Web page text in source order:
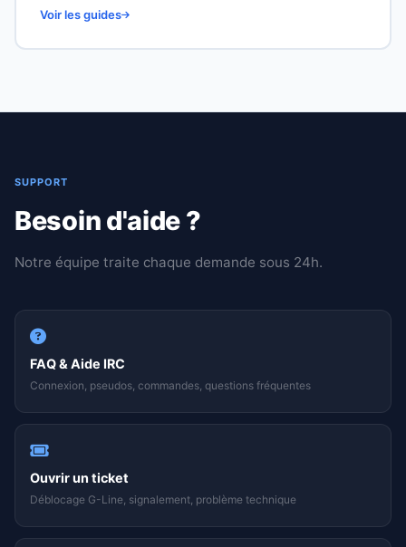
Voir les guides
SUPPORT
Besoin d'aide ?
Notre équipe traite chaque demande sous 24h.
FAQ & Aide IRC
Connexion, pseudos, commandes, questions fréquentes
Ouvrir un ticket
Déblocage G-Line, signalement, problème technique